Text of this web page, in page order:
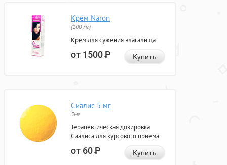
Крем Naron
(100 мг)
Крем для сужения влагалища
от 1500Р Купить
Сиалис 5 мг
5мг
Терапевтическая дозировка
Сиалиса для курсового приема
от 60Р Купить